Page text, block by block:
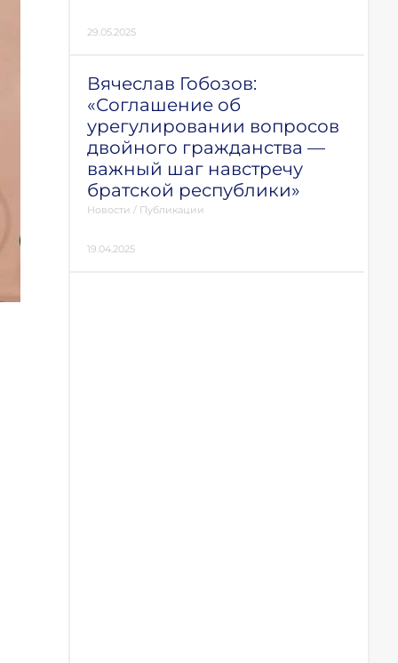
29.05.2025
Вячеслав Гобозов:
«Соглашение об
урегулировании вопросов
двойного гражданства —
важный шаг навстречу
братской республики»
Новости / Публикации
19.04.2025